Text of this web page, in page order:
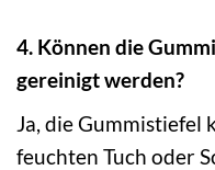
4. Können die
gereinigt werden?
Ja, die Gummistiefel
feuchten Tuch oder